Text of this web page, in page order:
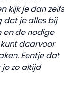
kijk je dan zelfs
dat je alles bij
en de nodige
daarvoor
Eentje dat
je zo altijd